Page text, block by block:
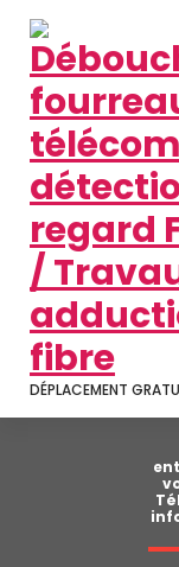
contenu
DÉPLACEMENT